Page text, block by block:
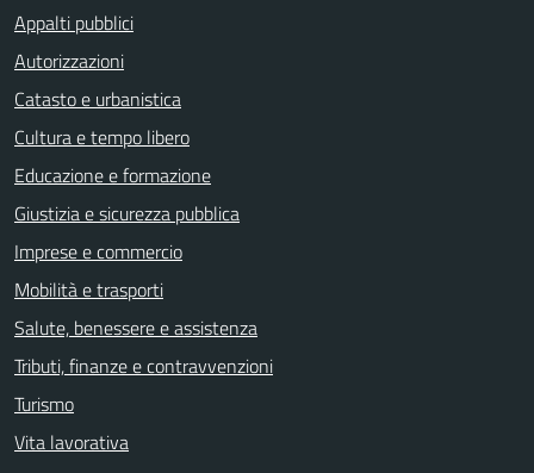
Appalti pubblici
Autorizzazioni
Catasto e urbanistica
Cultura e tempo libero
Educazione e formazione
Giustizia e sicurezza pubblica
Imprese e commercio
Mobilità e trasporti
Salute, benessere e assistenza
Tributi, finanze e contravvenzioni
Turismo
Vita lavorativa